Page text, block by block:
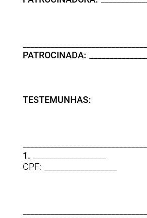
PATROCINADA:
TESTEMUNHAS:
1.
CPF: __________________